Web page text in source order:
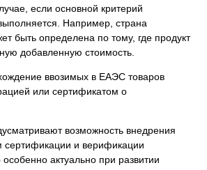
если основной критерий
Например, страна
быть определена по тому, где продукт
добавленную стоимость.
ввозимых в ЕАЭС товаров
или сертификатом о
возможность внедрения
сертификации и верификации
актуально при развитии